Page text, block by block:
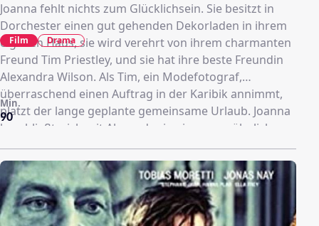
Joanna fehlt nichts zum Glücklichsein. Sie besitzt in
Dorchester einen gut gehenden Dekorladen in ihrem
eigenen Haus, sie wird verehrt von ihrem charmanten
Freund Tim Priestley, und sie hat ihre beste Freundin
Alexandra Wilson. Als Tim, ein Modefotograf,
überraschend einen Auftrag in der Karibik annimmt,
platzt der lange geplante gemeinsame Urlaub. Joanna
beschließt, sich mit Alexandra in ein ungewöhnliches
Abenteuer einzulassen. Sie wollen eine Woche lang
durchs Land wandern und das ohne einen Penny. Um
das Gelingen dieses Unternehmens wettet sie sogar
mit Tim. Joanna weiß noch nicht, dass diese Wette ihr
ganzes Leben verändern wird. Schon am ersten Tag
90
Min.
Film Drama